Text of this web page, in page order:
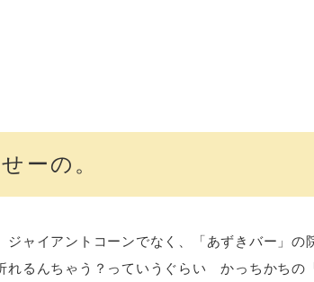
ーの。
ジャイアントコーンでなく、「あずきバー」の
れるんちゃう？っていうぐらい かっちかちの